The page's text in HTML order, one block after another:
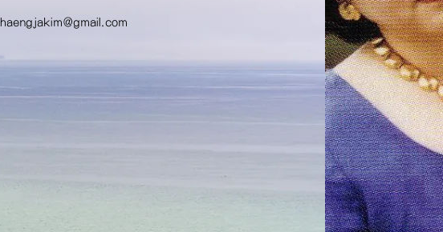
haengjakim@gmail.com